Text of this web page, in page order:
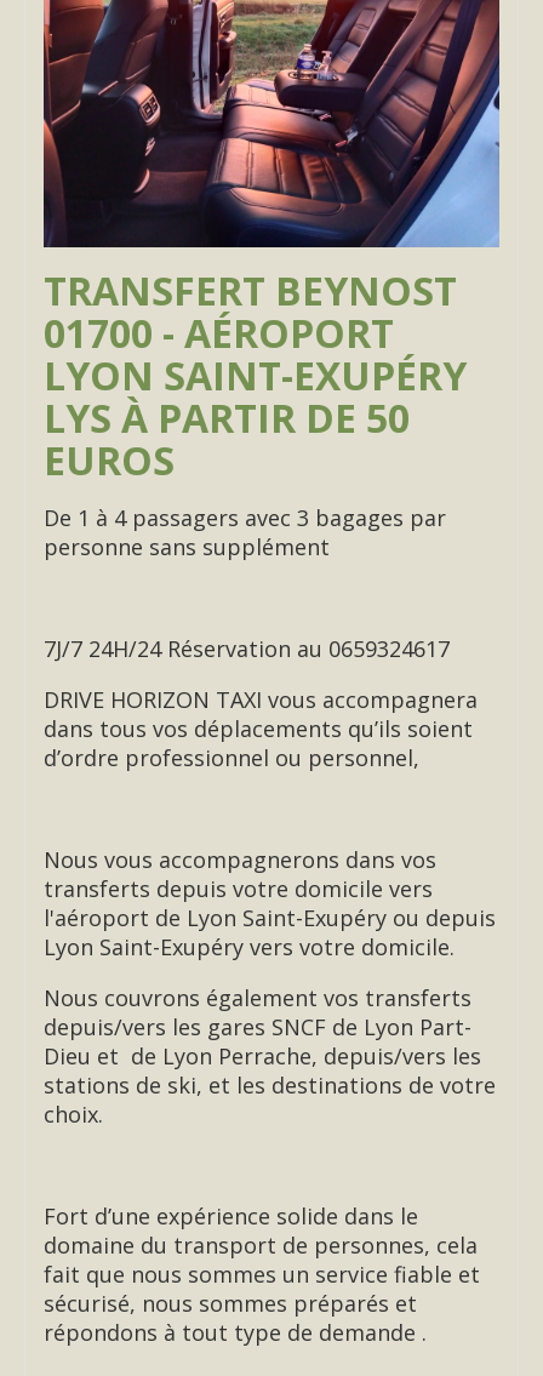
TRANSFERT BEYNOST
01700 - AÉROPORT
LYON SAINT-EXUPÉRY
LYS À PARTIR DE 50
EUROS
De 1 à 4 passagers avec 3 bagages par
personne sans supplément
7J/7 24H/24 Réservation au 0659324617
DRIVE HORIZON TAXI vous accompagnera
dans tous vos déplacements qu’ils soient
d’ordre professionnel ou personnel,
Nous vous accompagnerons dans vos
transferts depuis votre domicile vers
l'aéroport de Lyon Saint-Exupéry ou depuis
Lyon Saint-Exupéry vers votre domicile.
Nous couvrons également vos transferts
depuis/vers les gares SNCF de Lyon Part-
Dieu et de Lyon Perrache, depuis/vers les
stations de ski, et les destinations de votre
choix.
Fort d’une expérience solide dans le
domaine du transport de personnes, cela
fait que nous sommes un service fiable et
sécurisé, nous sommes préparés et
répondons à tout type de demande .